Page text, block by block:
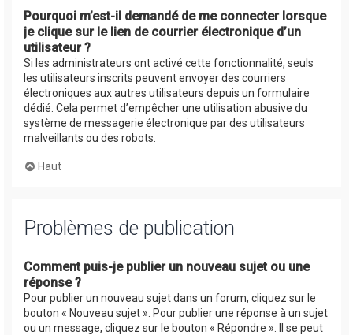
Pourquoi m’est-il demandé de me connecter lorsque
je clique sur le lien de courrier électronique d’un
utilisateur ?
Si les administrateurs ont activé cette fonctionnalité, seuls
les utilisateurs inscrits peuvent envoyer des courriers
électroniques aux autres utilisateurs depuis un formulaire
dédié. Cela permet d’empêcher une utilisation abusive du
système de messagerie électronique par des utilisateurs
malveillants ou des robots.
Haut
Problèmes de publication
Comment puis-je publier un nouveau sujet ou une
réponse ?
Pour publier un nouveau sujet dans un forum, cliquez sur le
bouton « Nouveau sujet ». Pour publier une réponse à un sujet
ou un message, cliquez sur le bouton « Répondre ». Il se peut